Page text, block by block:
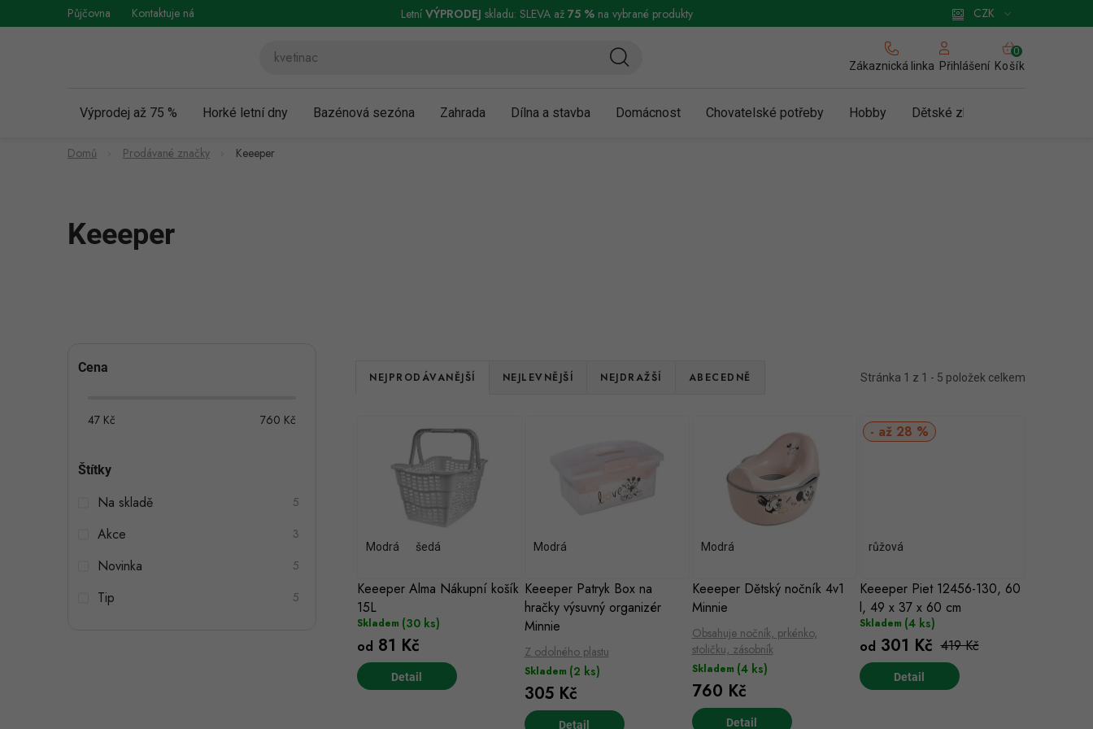
na
Půjčovna Kontaktuje nás Vrácení a reklamace Podmínky ochrany osobních údajů Obchodní podmínky pro podnikatele Zásady používání cookies
CZK
LetníVÝPRODEJ skladu: SLEVA až 75 %na vybrané produkty
Zákaznická linka Přihlášení
NÁKUPNÍ
KOŠÍK
Košík
Výprodej až 75 % Horké letní dny Bazénová sezóna Zahrada Dílna a stavba Domácnost Chovatelské potřeby Hobby Dětské zboží a hračky
Domů Prodávané značky Keeeper
Keeeper
PCena
47 Kč 760 Kč
Štítky
Na skladě 5
Akce 3
Novinka 5
Tip 5
Stránka 1 z 1 - 5 položek celkem
Ř
p
r
o
d
u
NEJPRODÁVANĚJŠÍ NEJLEVNĚJŠÍ NEJDRAŽŠÍ ABECEDNĚ
p
r
o
d
Keeeper Alma Nákupní košík
15L
Modrá šedá
Skladem (30 ks)
od 81 Kč
Keeeper Patryk Box na
hračky výsuvný organizér
Minnie
Modrá
Z odolného plastu
Skladem (2 ks)
305 Kč
Keeeper Dětský nočník 4v1
Minnie
Modrá
Obsahuje nočník, prkénko,
stoličku, zásobník
Skladem (4 ks)
760 Kč
Keeeper Piet 12456-130, 60
l, 49 x 37 x 60 cm
až 28 %
růžová
Skladem (4 ks)
od 301 Kč 419 Kč